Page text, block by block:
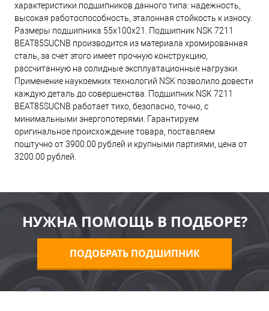
характеристики подшипников данного типа: надежность,
высокая работоспособность, эталонная стойкость к износу.
Размеры подшипника 55x100x21. Подшипник NSK 7211
BEAT85SUCNB производится из материала хромированная
сталь, за счет этого имеет прочную конструкцию,
рассчитанную на солидные эксплуатационные нагрузки.
Применение наукоемких технологий NSK позволило довести
каждую деталь до совершенства. Подшипник NSK 7211
BEAT85SUCNB работает тихо, безопасно, точно, с
минимальными энергопотерями. Гарантируем
оригинальное происхождение товара, поставляем
поштучно от 3900.00 рублей и крупными партиями, цена от
3200.00 рублей.
НУЖНА ПОМОЩЬ В ПОДБОРЕ?
ПОДОБРАТЬ ПОДШИПНИК